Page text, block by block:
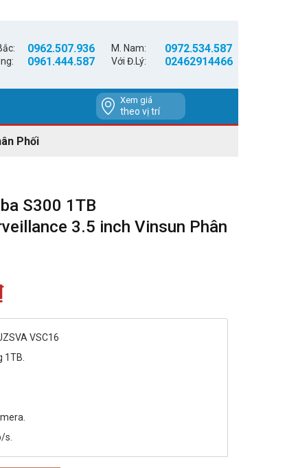
0962.507.936 M. Nam: 0972.534.587
0961.444.587 Với Đ.Lý: 02462914466
Xem giá
theo vị trí
Phối
S300 1TB
3.5 inch Vinsun Phân
Giá
1,620,000 ₫.
VSC16
1TB.
s.